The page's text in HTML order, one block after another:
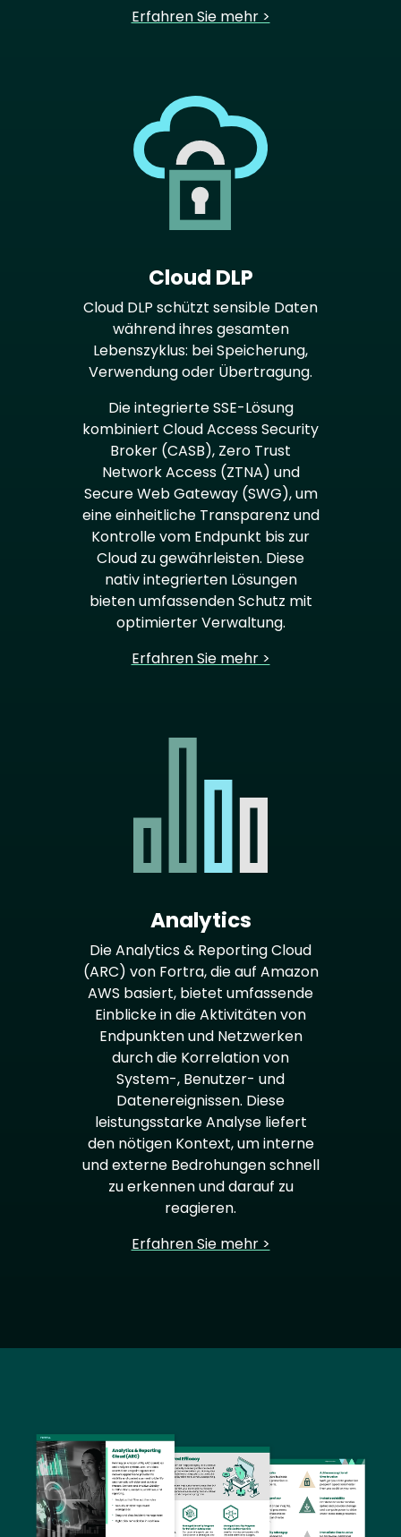
Erfahren Sie mehr >
Cloud DLP
Cloud DLP schützt sensible Daten
während ihres gesamten
Lebenszyklus: bei Speicherung,
Verwendung oder Übertragung.
Die integrierte SSE-Lösung
kombiniert Cloud Access Security
Broker (CASB), Zero Trust
Network Access (ZTNA) und
Secure Web Gateway (SWG), um
eine einheitliche Transparenz und
Kontrolle vom Endpunkt bis zur
Cloud zu gewährleisten. Diese
nativ integrierten Lösungen
bieten umfassenden Schutz mit
optimierter Verwaltung.
Erfahren Sie mehr >
Analytics
Die Analytics & Reporting Cloud
(ARC) von Fortra, die auf Amazon
AWS basiert, bietet umfassende
Einblicke in die Aktivitäten von
Endpunkten und Netzwerken
durch die Korrelation von
System-, Benutzer- und
Datenereignissen. Diese
leistungsstarke Analyse liefert
den nötigen Kontext, um interne
und externe Bedrohungen schnell
zu erkennen und darauf zu
reagieren.
Erfahren Sie mehr >
Image